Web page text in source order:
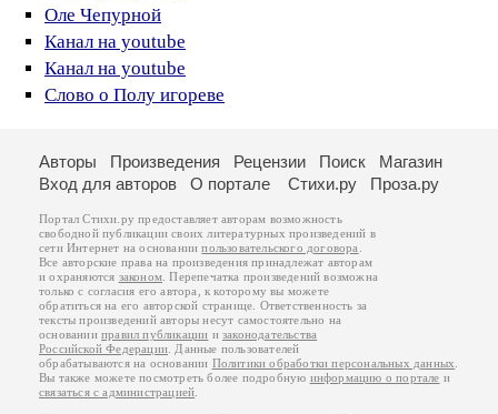
Оле Чепурной
Канал на youtube
Канал на youtube
Слово о Полу игореве
Авторы Произведения Рецензии Поиск
Магазин
Вход для авторов
О портале Стихи.ру Проза.ру
Портал Стихи.ру предоставляет авторам возможность
свободной публикации своих литературных произведений в
сети Интернет на основаниипользовательского договора
Все авторские права на произведения принадлежат авторам
и охраняются законом . Перепечатка произведений возможна
только с согласия его автора, к которому вы можете
обратиться на его авторской странице. Ответственность за
тексты произведений авторы несут самостоятельно на
основанииправил публикации изаконодательства
Российской Федерации . Данные пользователей
обрабатываются на основании Политики обработки персональных данных
Вы также можете посмотреть более подробную информацию о портале и
связаться с администрацией